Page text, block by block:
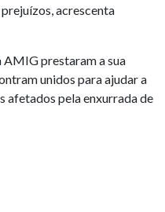
acrescenta
AMIG prestaram a sua
unidos para ajudar a
afetados pela enxurrada de